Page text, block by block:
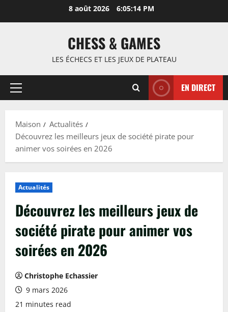
8 août 2026 6:05:15 PM
CHESS & GAMES
LES ÉCHECS ET LES JEUX DE PLATEAU
Menu
EN DIRECT
Maison
Actualités
Découvrez les meilleurs jeux de société pirate pour
animer vos soirées en 2026
Actualités
Découvrez les meilleurs jeux de
société pirate pour animer vos
soirées en 2026
Christophe Echassier
9 mars 2026
21 minutes read